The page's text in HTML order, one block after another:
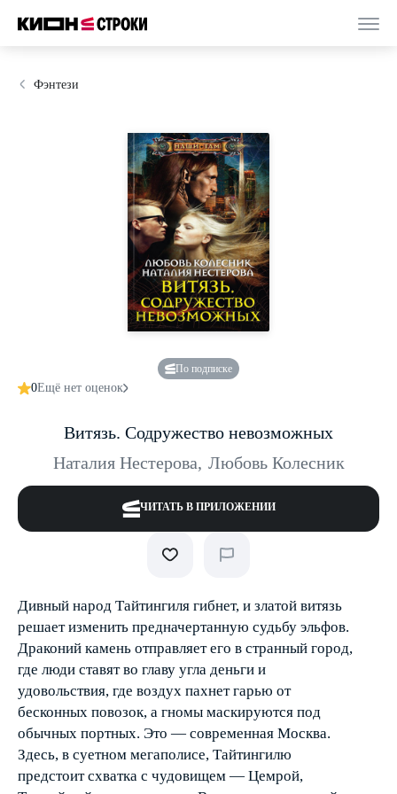
Фэнтези
По подписке
0Ещё нет оценок
Витязь. Содружество невозможных
Наталия Нестерова, Любовь Колесник
ЧИТАТЬ В ПРИЛОЖЕНИИ
Дивный народ Тайтингиля гибнет, и златой витязь
решает изменить предначертанную судьбу эльфов.
Драконий камень отправляет его в странный город,
где люди ставят во главу угла деньги и
удовольствия, где воздух пахнет гарью от
бесконных повозок, а гномы маскируются под
обычных портных. Это — современная Москва.
Здесь, в суетном мегаполисе, Тайтингилю
предстоит схватка с чудовищем — Цемрой,